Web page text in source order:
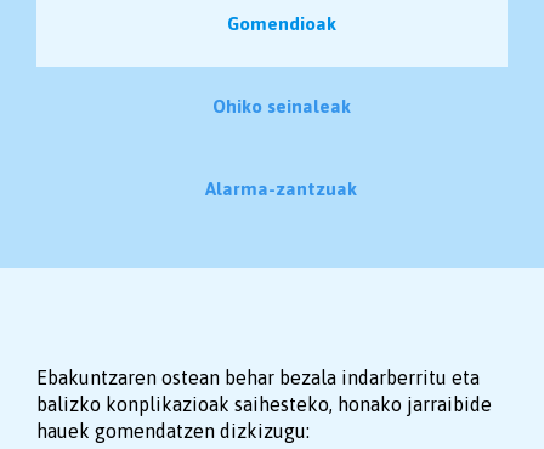
Gomendioak
Ohiko seinaleak
Alarma-zantzuak
Ebakuntzaren ostean behar bezala indarberritu eta
balizko konplikazioak saihesteko, honako jarraibide
hauek gomendatzen dizkizugu: